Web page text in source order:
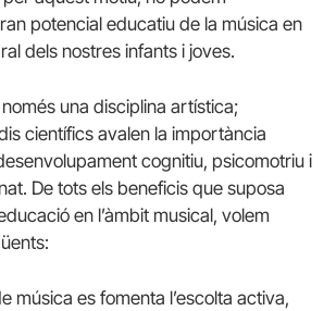
potencial educatiu de la música en
dels nostres infants i joves.
una disciplina artística;
científics avalen la importància
cognitiu, psicomotriu i
De tots els beneficis que suposa
en l’àmbit musical, volem
música es fomenta l’escolta activa,